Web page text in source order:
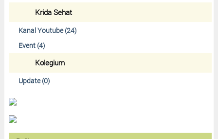
Krida Sehat
Kanal Youtube (24)
Event (4)
Kolegium
Update (0)